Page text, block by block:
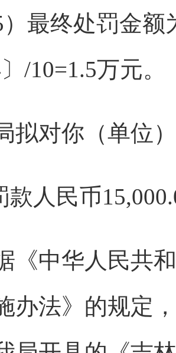
终处罚金额为
/10=1.5万元。
对你（单位）
民币
中华人民共和
办法》的规定